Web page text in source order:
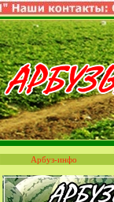
Арбуз-инфо